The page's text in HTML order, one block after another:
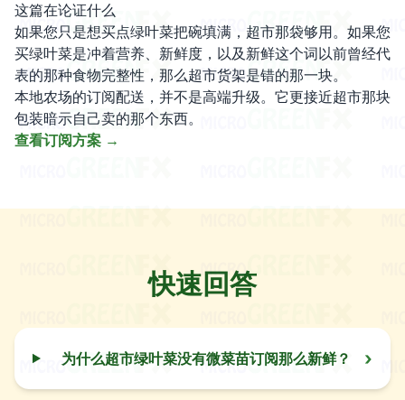
这篇在论证什么
如果您只是想买点绿叶菜把碗填满，超市那袋够用。如果您
买绿叶菜是冲着营养、新鲜度，以及新鲜这个词以前曾经代
表的那种食物完整性，那么超市货架是错的那一块。
本地农场的订阅配送，并不是高端升级。它更接近超市那块
包装暗示自己卖的那个东西。
查看订阅方案 →
快速回答
为什么超市绿叶菜没有微菜苗订阅那么新鲜？ ›